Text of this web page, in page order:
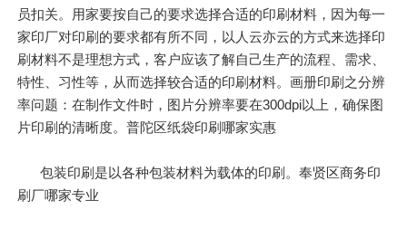
员扣关。用家要按自己的要求选择合适的印刷材料，因为每一
家印厂对印刷的要求都有所不同，以人云亦云的方式来选择印
刷材料不是理想方式，客户应该了解自己生产的流程、需求、
特性、习性等，从而选择较合适的印刷材料。画册印刷之分辨
率问题：在制作文件时，图片分辨率要在300dpi以上，确保图
片印刷的清晰度。普陀区纸袋印刷哪家实惠
包装印刷是以各种包装材料为载体的印刷。奉贤区商务印
刷厂哪家专业